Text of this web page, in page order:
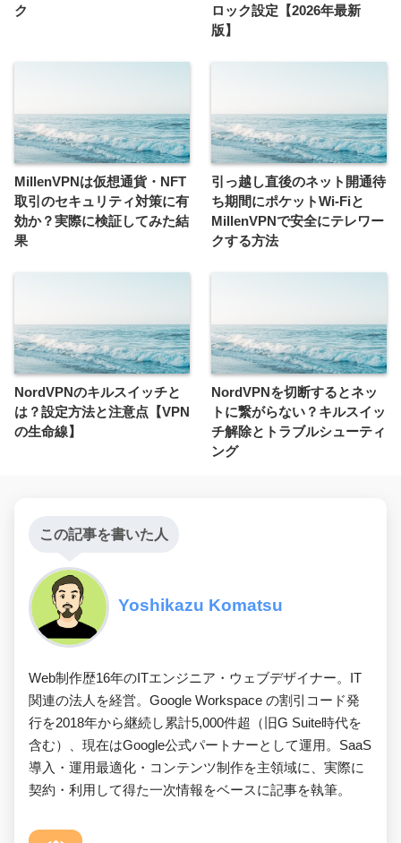
ク
ロック設定【2026年最新
版】
MillenVPNは仮想通貨・NFT
取引のセキュリティ対策に有
効か？実際に検証してみた結
果
引っ越し直後のネット開通待
ち期間にポケットWi-Fiと
MillenVPNで安全にテレワー
クする方法
NordVPNのキルスイッチと
は？設定方法と注意点【VPN
の生命線】
NordVPNを切断するとネッ
トに繋がらない？キルスイッ
チ解除とトラブルシューティ
ング
この記事を書いた人
Yoshikazu Komatsu
Web制作歴16年のITエンジニア・ウェブデザイナー。IT
関連の法人を経営。Google Workspace の割引コード発
行を2018年から継続し累計5,000件超（旧G Suite時代を
含む）、現在はGoogle公式パートナーとして運用。SaaS
導入・運用最適化・コンテンツ制作を主領域に、実際に
契約・利用して得た一次情報をベースに記事を執筆。